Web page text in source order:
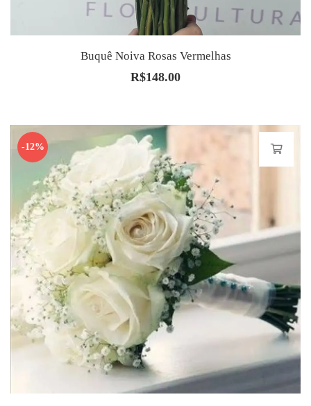
Buquê Noiva Rosas Vermelhas
R$148.00
-12%